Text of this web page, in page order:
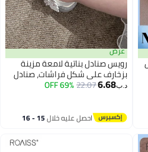
عرض
رويس صنادل بناتية لامعة مزينة
بزخارف على شكل فراشات، صنادل
مسطحة مفتوحة من الأمام للبنات،
اليومي أو للمدرسة أو لأي نشاط
خارجي
د.ب‏6.68
22.07
69% OFF
احصل عليه خلال 15 - 16